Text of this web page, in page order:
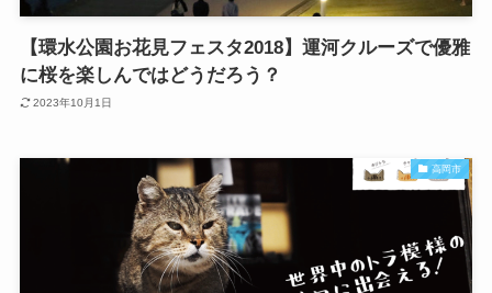
【環水公園お花見フェスタ2018】運河クルーズで優雅
に桜を楽しんではどうだろう？
2023年10月1日
高岡市